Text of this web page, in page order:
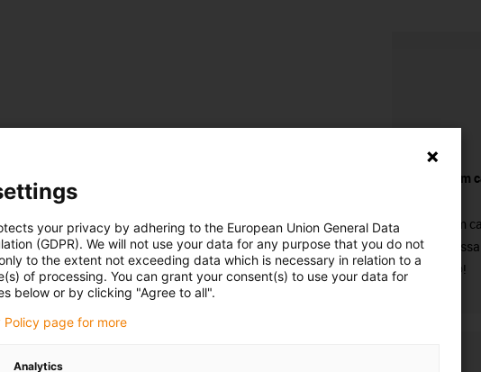
Comprar um
Procura um
Visite a
chainflex®!
your privacy by adhering to the European Union General Data
(GDPR). We will not use your data for any purpose that you do not
to the extent not exceeding data which is necessary in relation to a
of processing. You can grant your consent(s) to use your data for
below or by clicking "Agree to all".
Policy page for more
Analytics